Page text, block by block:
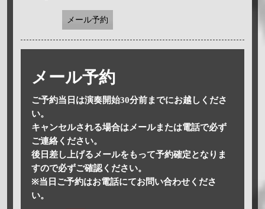
メール予約
メール予約
ご予約当日は演奏開始30分前までにお越しくださ
い。
キャンセルされる場合はメールまたは電話で必ず
ご連絡ください。
後日差し上げるメールをもって予約確定となりま
すので必ずご確認ください。
※当日ご予約はお電話にてお問い合わせくださ
い。